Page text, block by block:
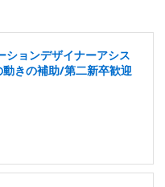
ションデザイナーアシス
きの補助/第二新卒歓迎